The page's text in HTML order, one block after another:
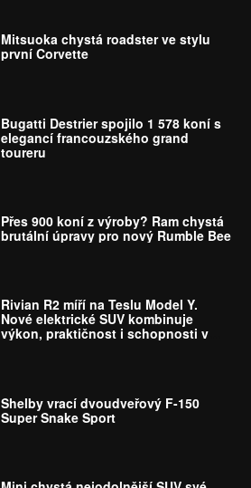
Mitsuoka chystá roadster ve stylu
první Corvette
Bugatti Destrier spojilo 1 578 koní s
elegancí francouzského grand
toureru
Přes 900 koní z výroby? Ram chystá
brutální úpravy pro nový Rumble Bee
Rivian R2 míří na Teslu Model Y.
Nové elektrické SUV kombinuje
výkon, praktičnost i schopnosti v
Shelby vrací dvoudveřový F-150
Super Snake Sport